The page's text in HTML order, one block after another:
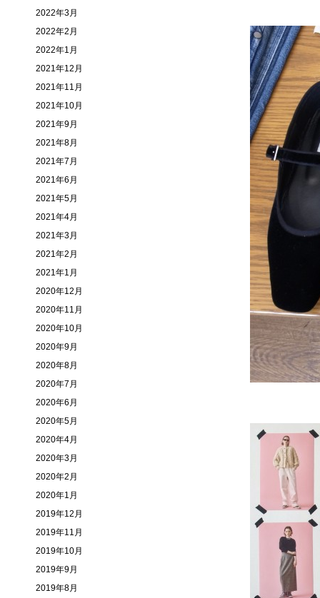
2022年3月
2022年2月
2022年1月
2021年12月
2021年11月
2021年10月
2021年9月
2021年8月
2021年7月
2021年6月
2021年5月
2021年4月
2021年3月
2021年2月
2021年1月
2020年12月
2020年11月
2020年10月
2020年9月
2020年8月
2020年7月
2020年6月
2020年5月
2020年4月
2020年3月
2020年2月
2020年1月
2019年12月
2019年11月
2019年10月
2019年9月
2019年8月